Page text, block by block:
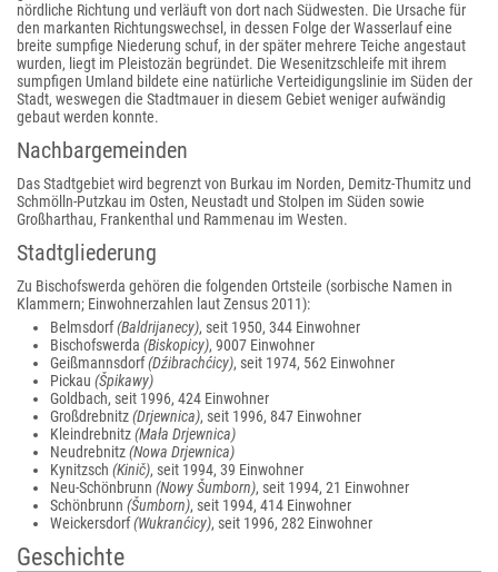
nördliche Richtung und verläuft von dort nach Südwesten. Die Ursache für
den markanten Richtungswechsel, in dessen Folge der Wasserlauf eine
breite sumpfige Niederung schuf, in der später mehrere Teiche angestaut
wurden, liegt im Pleistozän begründet. Die Wesenitzschleife mit ihrem
sumpfigen Umland bildete eine natürliche Verteidigungslinie im Süden der
Stadt, weswegen die Stadtmauer in diesem Gebiet weniger aufwändig
gebaut werden konnte.
Nachbargemeinden
Das Stadtgebiet wird begrenzt von Burkau im Norden, Demitz-Thumitz und
Schmölln-Putzkau im Osten, Neustadt und Stolpen im Süden sowie
Großharthau, Frankenthal und Rammenau im Westen.
Stadtgliederung
Zu Bischofswerda gehören die folgenden Ortsteile (sorbische Namen in
Klammern; Einwohnerzahlen laut Zensus 2011):
Belmsdorf(Baldrijanecy), seit 1950, 344 Einwohner
Bischofswerda (Biskopicy), 9007 Einwohner
Geißmannsdorf(Dźibrachćicy), seit 1974, 562 Einwohner
Pickau (Špikawy)
Goldbach, seit 1996, 424 Einwohner
Großdrebnitz(Drjewnica), seit 1996, 847 Einwohner
Kleindrebnitz(Mała Drjewnica)
Neudrebnitz(Nowa Drjewnica)
Kynitzsch (Kinič), seit 1994, 39 Einwohner
Neu-Schönbrunn (Nowy Šumborn), seit 1994, 21 Einwohner
Schönbrunn (Šumborn), seit 1994, 414 Einwohner
Weickersdorf(Wukranćicy), seit 1996, 282 Einwohner
Geschichte